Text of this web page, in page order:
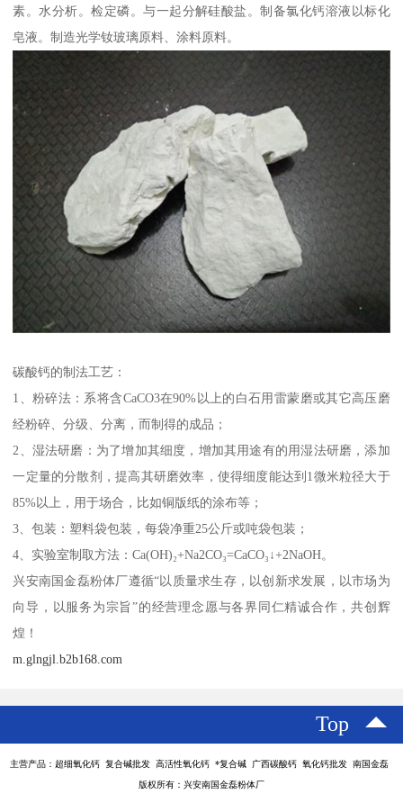
素。水分析。检定磷。与一起分解硅酸盐。制备氯化钙溶液以标化
皂液。制造光学钕玻璃原料、涂料原料。
碳酸钙的制法工艺：
1、粉碎法：系将含CaCO3在90%以上的白石用雷蒙磨或其它高压磨
经粉碎、分级、分离，而制得的成品；
2、湿法研磨：为了增加其细度，增加其用途有的用湿法研磨，添加
一定量的分散剂，提高其研磨效率，使得细度能达到1微米粒径大于
85%以上，用于场合，比如铜版纸的涂布等；
3、包装：塑料袋包装，每袋净重25公斤或吨袋包装；
4、实验室制取方法：Ca(OH)₂+Na2CO₃=CaCO₃↓+2NaOH。
兴安南国金磊粉体厂遵循“以质量求生存，以创新求发展，以市场为
向导，以服务为宗旨”的经营理念愿与各界同仁精诚合作，共创辉
煌！
m.glngjl.b2b168.com
Top
主营产品：超细氧化钙 复合碱批发 高活性氧化钙 *复合碱 广西碳酸钙 氧化钙批发 南国金磊
版权所有：兴安南国金磊粉体厂